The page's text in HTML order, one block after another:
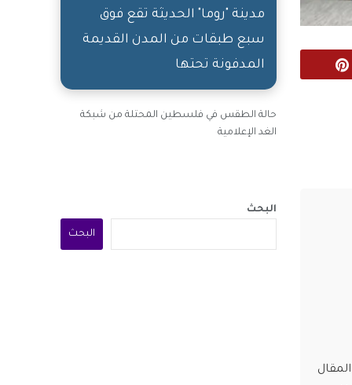
مدينة "روما" الحديثة تقع فوق
سبع طبقات من المدن القديمة
المدفونة تحتها
حالة الطقس في فلسطين المحتلة من شبكة
الغد الإعلامية
البحث
البحث